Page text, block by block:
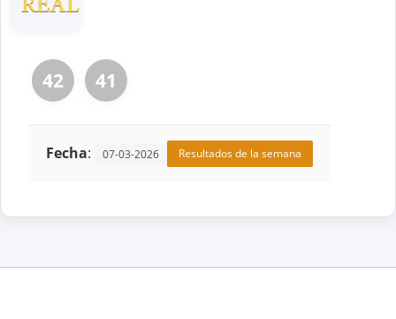
42 41
Fecha: 07-03-2026 Resultados de la semana